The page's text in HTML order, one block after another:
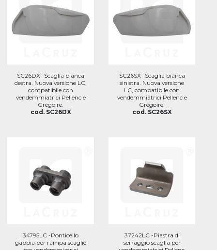
SC26DX -Scaglia bianca
destra. Nuova versione LC,
compatibile con
vendemmiatrici Pellenc e
Grégoire.
cod. SC26DX
SC26SX -Scaglia bianca
sinistra. Nuova versione
LC, compatibile con
vendemmiatrici Pellenc e
Grégoire.
cod. SC26SX
34795LC -Ponticello
gabbia per rampa scaglie
37242LC -Piastra di
serraggio scaglia per